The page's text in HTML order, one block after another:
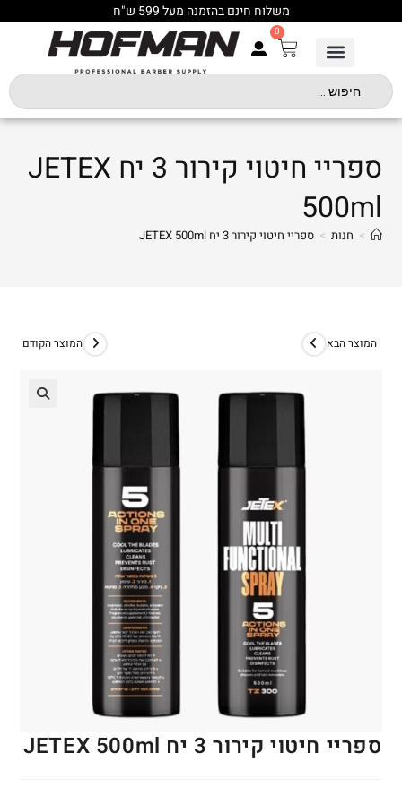
משלוח חינם בהזמנה מעל 599 ש"ח
0
ספריי חיטוי קירור 3 יח JETEX
500ml
> חנות > ספריי חיטוי קירור 3 יח JETEX 500ml
המוצר הקודם המוצר הבא
ספריי חיטוי קירור 3 יח JETEX 500ml